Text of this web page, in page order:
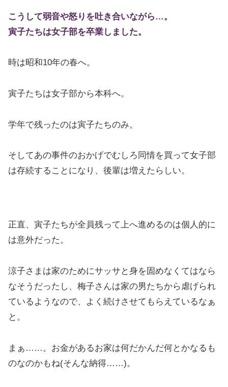
こうして弱音や怒りを吐き合いながら…。
寅子たちは女子部を卒業しました。
時は昭和10年の春へ。
寅子たちは女子部から本科へ。
学年で残ったのは寅子たちのみ。
そしてあの事件のおかげでむしろ同情を買って女子部
は存続することになり、後輩は増えたらしい。
正直、寅子たちが全員残って上へ進めるのは個人的に
は意外だった。
涼子さまは家のためにサッサと身を固めなくてはなら
なそうだったし、梅子さんは家の男たちから虐げられ
ているようなので、よく続けさせてもらえているなぁ
と。
まぁ……。お金があるお家は何だかんだ何とかなるも
のなのかもね(そんな納得……)。